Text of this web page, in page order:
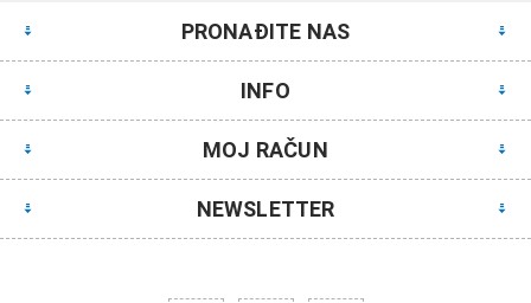
PRONAĐITE NAS
INFO
MOJ RAČUN
NEWSLETTER